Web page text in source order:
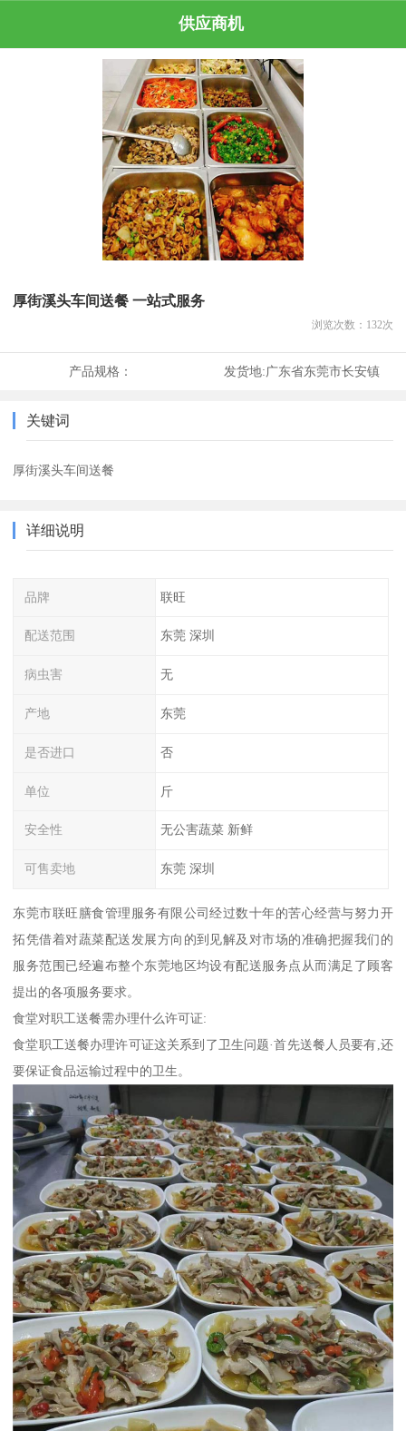
供应商机
厚街溪头车间送餐 一站式服务
浏览次数： 132次
产品规格： 发货地:广东省东莞市长安镇
关键词
厚街溪头车间送餐
详细说明
品牌 联旺
配送范围 东莞 深圳
病虫害 无
产地 东莞
是否进口 否
单位 斤
安全性 无公害蔬菜 新鲜
可售卖地 东莞 深圳
东莞市联旺膳食管理服务有限公司经过数十年的苦心经营与努力开
拓凭借着对蔬菜配送发展方向的到见解及对市场的准确把握我们的
服务范围已经遍布整个东莞地区均设有配送服务点从而满足了顾客
提出的各项服务要求。
食堂对职工送餐需办理什么许可证:
食堂职工送餐办理许可证这关系到了卫生问题·首先送餐人员要有,还
要保证食品运输过程中的卫生。